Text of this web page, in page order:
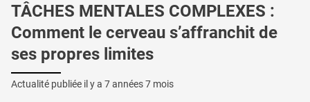
TÂCHES MENTALES COMPLEXES :
Comment le cerveau s’affranchit de
ses propres limites
Actualité publiée il y a 7 années 7 mois